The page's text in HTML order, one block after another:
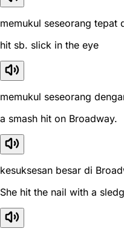
memukul seseorang tepat
hit sb. slick in the eye
memukul seseorang
a smash hit on Broadway.
kesuksesan besar di
She hit the nail with a